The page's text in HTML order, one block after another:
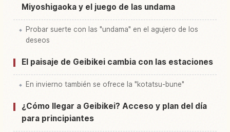
Miyoshigaoka y el juego de las undama
Probar suerte con las "undama" en el agujero de los
deseos
El paisaje de Geibikei cambia con las estaciones
En invierno también se ofrece la "kotatsu-bune"
¿Cómo llegar a Geibikei? Acceso y plan del día
para principiantes